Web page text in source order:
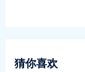
猜你喜欢